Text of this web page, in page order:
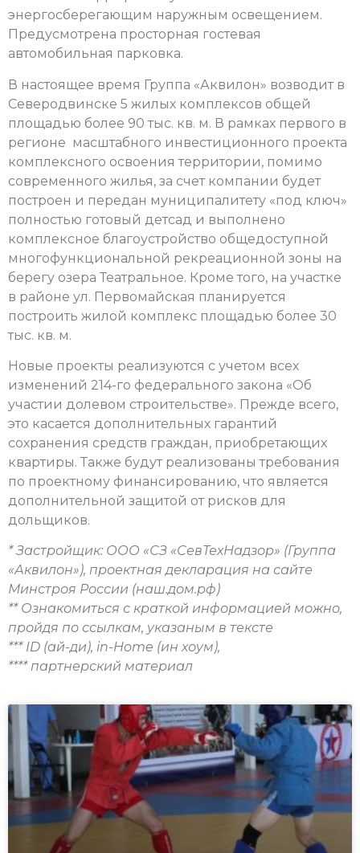
энергосберегающим наружным освещением.
Предусмотрена просторная гостевая
автомобильная парковка.
В настоящее время Группа «Аквилон» возводит в
Северодвинске 5 жилых комплексов общей
площадью более 90 тыс. кв. м. В рамках первого в
регионе масштабного инвестиционного проекта
комплексного освоения территории, помимо
современного жилья, за счет компании будет
построен и передан муниципалитету «под ключ»
полностью готовый детсад и выполнено
комплексное благоустройство общедоступной
многофункциональной рекреационной зоны на
берегу озера Театральное. Кроме того, на участке
в районе ул. Первомайская планируется
построить жилой комплекс площадью более 30
тыс. кв. м.
Новые проекты реализуются с учетом всех
изменений 214-го федерального закона «Об
участии долевом строительстве». Прежде всего,
это касается дополнительных гарантий
сохранения средств граждан, приобретающих
квартиры. Также будут реализованы требования
по проектному финансированию, что является
дополнительной защитой от рисков для
дольщиков.
* Застройщик: ООО «СЗ «СевТехНадзор» (Группа
«Аквилон»), проектная декларация на сайте
Минстроя России (наш.дом.рф)
** Ознакомиться с краткой информацией можно,
пройдя по ссылкам, указаным в тексте
*** ID (ай-ди), in-Home (ин хоум),
**** партнерский материал